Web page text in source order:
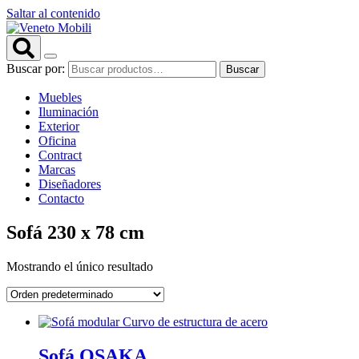
Saltar al contenido
Buscar por: Buscar
Muebles
Iluminación
Exterior
Oficina
Contract
Marcas
Diseñadores
Contacto
Sofá 230 x 78 cm
Mostrando el único resultado